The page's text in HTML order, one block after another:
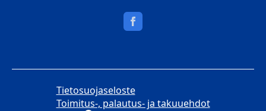
Tietosuojaseloste
Toimitus-, palautus- ja takuuehdot